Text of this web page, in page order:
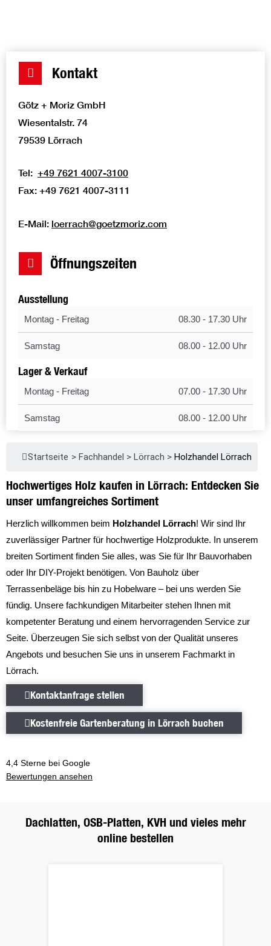
Kontakt
Götz + Moriz GmbH
Wiesentalstr. 74
79539 Lörrach
Tel: +49 7621 4007-3100
Fax: +49 7621 4007-3111
E-Mail: loerrach@goetzmoriz.com
Öffnungszeiten
Ausstellung
Montag - Freitag 08.30 - 17.30 Uhr
Samstag 08.00 - 12.00 Uhr
Lager & Verkauf
Montag - Freitag 07.00 - 17.30 Uhr
Samstag 08.00 - 12.00 Uhr
Startseite > Fachhandel > Lörrach > Holzhandel Lörrach
Hochwertiges Holz kaufen in Lörrach: Entdecken Sie
unser umfangreiches Sortiment
Herzlich willkommen beim Holzhandel Lörrach! Wir sind Ihr
zuverlässiger Partner für hochwertige Holzprodukte. In unserem
breiten Sortiment finden Sie alles, was Sie für Ihr Bauvorhaben
oder Ihr DIY-Projekt benötigen. Von Bauholz über
Terrassenbeläge bis hin zu Hobelware – bei uns werden Sie
fündig. Unsere fachkundigen Mitarbeiter stehen Ihnen mit
kompetenter Beratung und einem hervorragenden Service zur
Seite. Überzeugen Sie sich selbst von der Qualität unseres
Angebots und besuchen Sie uns in unserem Fachmarkt in
Lörrach.
Kontaktanfrage stellen
Kontaktanfrage stellen
Kostenfreie Gartenberatung in Lörrach buchen
Kostenfreie Gartenberatung in
4,4 Sterne bei Google
Bewertungen ansehen
Bewertungen ansehen
Dachlatten, OSB-Platten, KVH und vieles mehr
online bestellen